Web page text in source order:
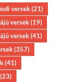
versek(21)
versek(19)
versek(41)
(357)
(41)
(23)